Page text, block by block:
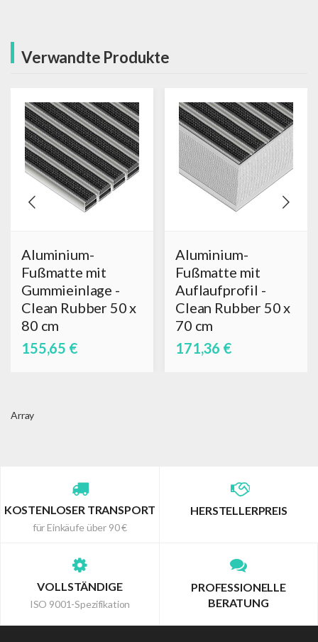
Verwandte Produkte
Aluminium-
Fußmatte mit
Gummieinlage -
Clean Rubber 50 x
80 cm
155,65 €
Aluminium-
Fußmatte mit
Auflaufprofil -
Clean Rubber 50 x
70 cm
171,36 €
Array
KOSTENLOSER TRANSPORT
für Einkäufe über 90 €
HERSTELLERPREIS
VOLLSTÄNDIGE
ISO 9001-Spezifikation
PROFESSIONELLE
BERATUNG